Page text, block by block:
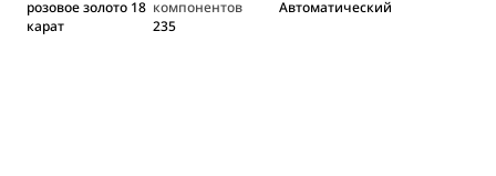
розовое золото 18
карат
компонентов
235
Автоматический